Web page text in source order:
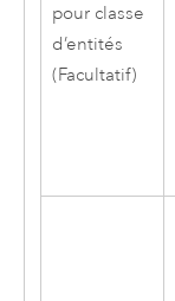
pour classe
d’entités
(Facultatif)